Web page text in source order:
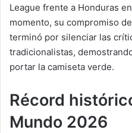
League frente a Honduras
momento, su compromiso
terminó por silenciar las
tradicionalistas,
portar la camiseta verde.
Récord
Mundo 2026